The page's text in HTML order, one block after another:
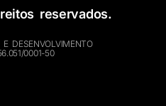
reservados.
DESENVOLVIMENTO
0001-50